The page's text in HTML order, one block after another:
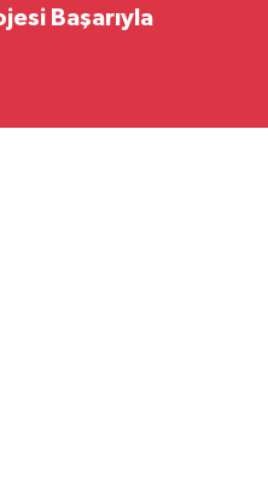
Başarıyla